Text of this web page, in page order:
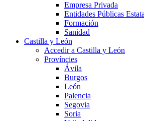
Empresa Privada
Entidades Públicas
Formación
Sanidad
Castilla y León
Accedir a Castilla y León
Províncies
Ávila
Burgos
León
Palencia
Segovia
Soria